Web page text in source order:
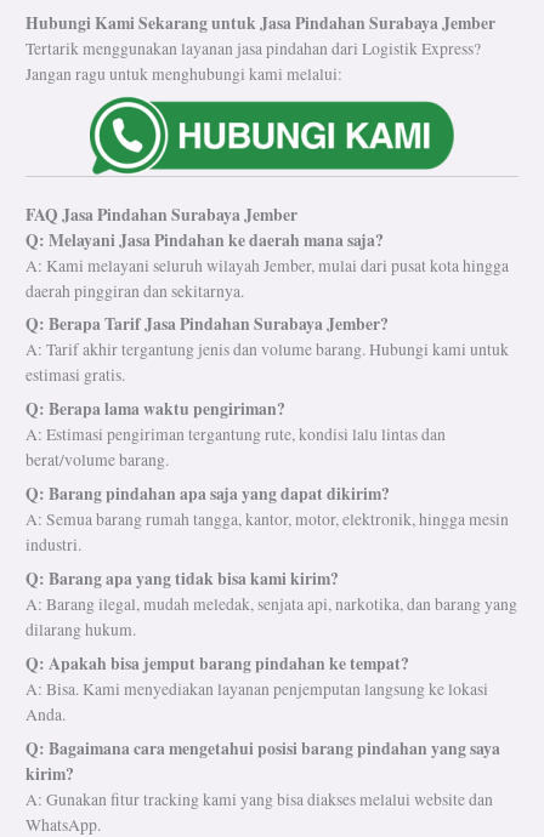
Hubungi Kami Sekarang untuk Jasa Pindahan Surabaya Jember
Tertarik menggunakan layanan jasa pindahan dari Logistik Express?
Jangan ragu untuk menghubungi kami melalui:
FAQ Jasa Pindahan Surabaya Jember
Q: Melayani Jasa Pindahan ke daerah mana saja?
A: Kami melayani seluruh wilayah Jember, mulai dari pusat kota hingga
daerah pinggiran dan sekitarnya.
Q: Berapa Tarif Jasa Pindahan Surabaya Jember?
A: Tarif akhir tergantung jenis dan volume barang. Hubungi kami untuk
estimasi gratis.
Q: Berapa lama waktu pengiriman?
A: Estimasi pengiriman tergantung rute, kondisi lalu lintas dan
berat/volume barang.
Q: Barang pindahan apa saja yang dapat dikirim?
A: Semua barang rumah tangga, kantor, motor, elektronik, hingga mesin
industri.
Q: Barang apa yang tidak bisa kami kirim?
A: Barang ilegal, mudah meledak, senjata api, narkotika, dan barang yang
dilarang hukum.
Q: Apakah bisa jemput barang pindahan ke tempat?
A: Bisa. Kami menyediakan layanan penjemputan langsung ke lokasi
Anda.
Q: Bagaimana cara mengetahui posisi barang pindahan yang saya
kirim?
A: Gunakan fitur tracking kami yang bisa diakses melalui website dan
WhatsApp.